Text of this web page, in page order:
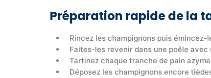
Préparation rapide de la
Rincez les champignons puis émincez-
Faites-les revenir dans une poêle avec
Tartinez chaque tranche de pain
Déposez les champignons encore